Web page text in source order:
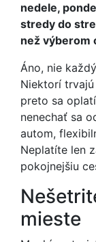
nedele,
stredy do
než výberom
Áno, nie
Niektorí
preto sa
nenechať sa
autom,
Neplatíte len
pokojnejšiu
mieste